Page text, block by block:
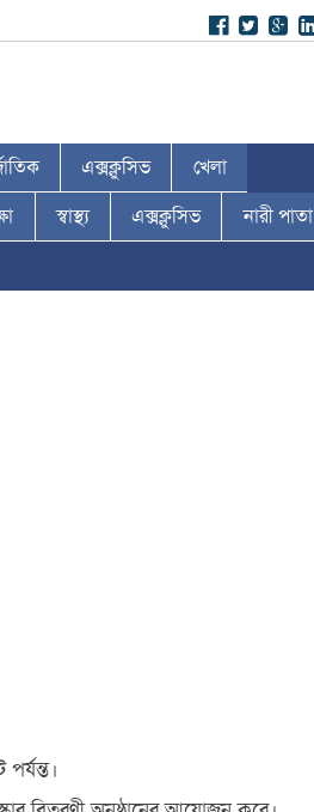
এক্সক্লুসিভ খেলা
স্বাস্থ্য এক্সক্লুসিভ নারী পাতা